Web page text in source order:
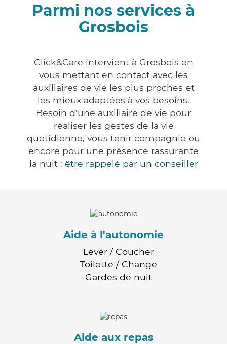
Parmi nos services à
Grosbois
Click&Care intervient à Grosbois en
vous mettant en contact avec les
auxiliaires de vie les plus proches et
les mieux adaptées à vos besoins.
Besoin d'une auxiliaire de vie pour
réaliser les gestes de la vie
quotidienne, vous tenir compagnie ou
encore pour une présence rassurante
la nuit : être rappelé par un conseiller
Aide à l'autonomie
Lever / Coucher
Toilette / Change
Gardes de nuit
Aide aux repas